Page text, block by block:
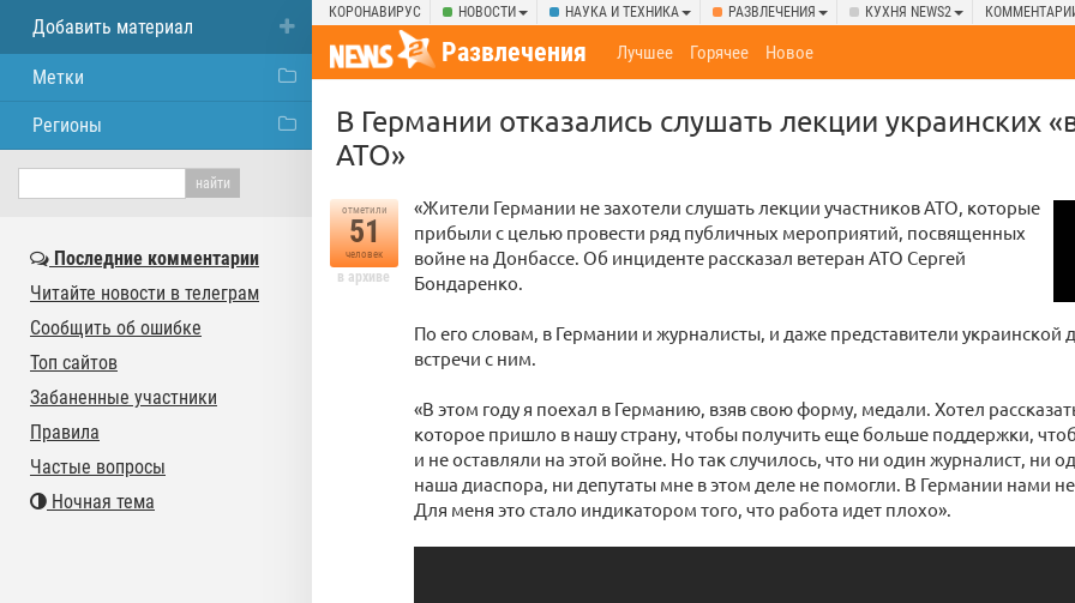
КОРОНАВИРУС НОВОСТИ НАУКА И ТЕХНИКА РАЗВЛЕЧЕНИЯ КУХНЯ NEWS2
Развлечения Лучшее Горячее Новое
В Германии отказались слушать лекции украинских
АТО»
отметили
51
человек
в архиве
«Жители Германии не захотели слушать лекции участников АТО, которые
прибыли с целью провести ряд публичных мероприятий, посвященных
войне на Донбассе. Об инциденте рассказал ветеран АТО Сергей
Бондаренко.
По его словам, в Германии и журналисты, и даже представители украинской
встречи с ним.
«В этом году я поехал в Германию, взяв свою форму, медали. Хотел
которое пришло в нашу страну, чтобы получить еще больше поддержки,
и не оставляли на этой войне. Но так случилось, что ни один журналист, ни
наша диаспора, ни депутаты мне в этом деле не помогли. В Германии нами
Для меня это стало индикатором того, что работа идет плохо».
Добавить материал
Метки
Регионы
Последние комментарии
Читайте новости в телеграм
Сообщить об ошибке
Топ сайтов
Забаненные участники
Правила
Частые вопросы
Ночная тема